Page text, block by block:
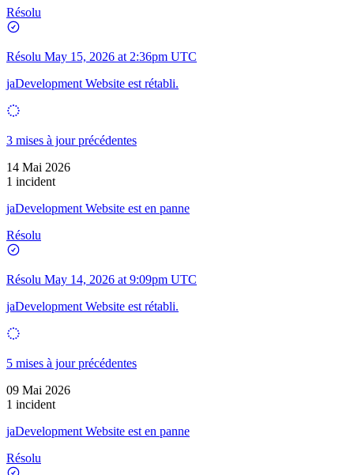
Résolu
Résolu May 15, 2026 at 2:36pm UTC
jaDevelopment Website est rétabli.
3 mises à jour précédentes
14 Mai 2026
1 incident
jaDevelopment Website est en panne
Résolu
Résolu May 14, 2026 at 9:09pm UTC
jaDevelopment Website est rétabli.
5 mises à jour précédentes
09 Mai 2026
1 incident
jaDevelopment Website est en panne
Résolu